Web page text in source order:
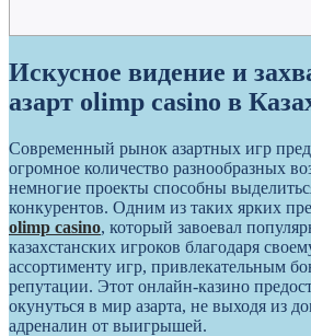
Искусное видение и
азарт olimp casino в
Современный рынок азартных игр
огромное количество разнообразных
немногие проекты способны
конкурентов. Одним из таких ярких
olimp casino, который завоевал
казахстанских игроков благодаря
ассортименту игр, привлекательным
репутации. Этот онлайн-казино
окунуться в мир азарта, не выходя из
адреналин от выигрышей.